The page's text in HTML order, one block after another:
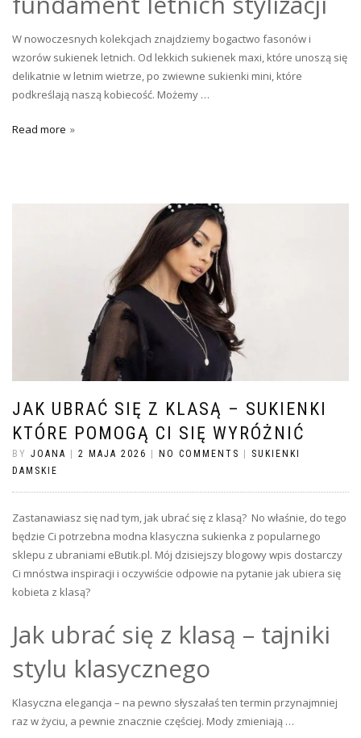
W nowoczesnych kolekcjach znajdziemy bogactwo fasonów i
wzorów sukienek letnich. Od lekkich sukienek maxi, które unoszą się
delikatnie w letnim wietrze, po zwiewne sukienki mini, które
podkreślają naszą kobiecość. Możemy …
Read more
JAK UBRAĆ SIĘ Z KLASĄ – SUKIENKI
KTÓRE POMOGĄ CI SIĘ WYRÓŻNIĆ
BY JOANA 2 MAJA 2026 NO COMMENTS
SUKIENKI
DAMSKIE
Zastanawiasz się nad tym, jak ubrać się z klasą? No właśnie, do tego
będzie Ci potrzebna modna klasyczna sukienka z popularnego
sklepu z ubraniami eButik.pl. Mój dzisiejszy blogowy wpis dostarczy
Ci mnóstwa inspiracji i oczywiście odpowie na pytanie jak ubiera się
kobieta z klasą?
Jak ubrać się z klasą – tajniki
stylu klasycznego
Klasyczna elegancja – na pewno słyszałaś ten termin przynajmniej
raz w życiu, a pewnie znacznie częściej. Mody zmieniają …